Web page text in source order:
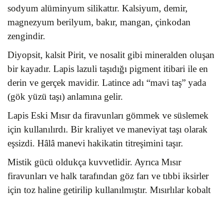
sodyum alüminyum silikattır. Kalsiyum, demir,
magnezyum berilyum, bakır, mangan, çinkodan
zengindir.
Diyopsit, kalsit Pirit, ve nosalit gibi mineralden oluşan
bir kayadır. Lapis lazuli taşıdığı pigment itibari ile en
derin ve gerçek mavidir. Latince adı “mavi taş” yada
(gök yüzü taşı) anlamına gelir.
Lapis Eski Mısır da firavunları gömmek ve süslemek
için kullanılırdı. Bir kraliyet ve maneviyat taşı olarak
eşsizdi. Hâlâ manevi hakikatin titreşimini taşır.
Mistik gücü oldukça kuvvetlidir. Ayrıca Mısır
firavunları ve halk tarafından göz farı ve tıbbi iksirler
için toz haline getirilip kullanılmıştır. Mısırlılar kobalt